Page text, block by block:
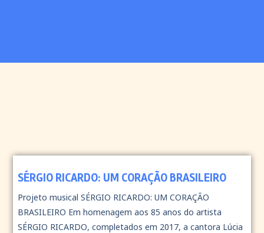
SÉRGIO RICARDO: UM CORAÇÃO BRASILEIRO
Projeto musical SÉRGIO RICARDO: UM CORAÇÃO
BRASILEIRO Em homenagem aos 85 anos do artista
SÉRGIO RICARDO, completados em 2017, a cantora Lúcia